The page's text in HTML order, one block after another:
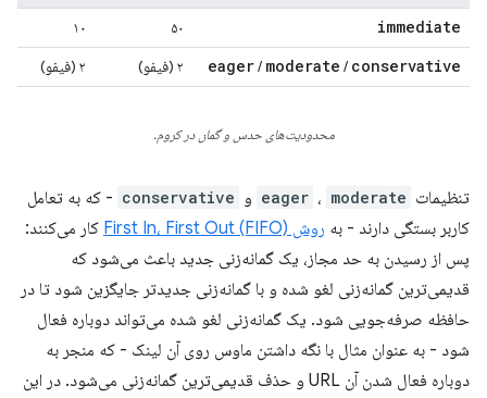
immediate ۵۰ ۱۰
eager/ moderate / conservative ۲ (فیفو) ۲ (فیفو)
محدودیت‌های حدس و گمان در کروم.
تنظیمات eager ، moderate و conservative - که به تعامل
کاربر بستگی دارند - به روش First In، First Out (FIFO)
کار می‌کنند:
پس از رسیدن به حد مجاز، یک گمانه‌زنی جدید باعث می‌شود که
قدیمی‌ترین گمانه‌زنی لغو شده و با گمانه‌زنی جدیدتر جایگزین شود تا در
حافظه صرفه‌جویی شود. یک گمانه‌زنی لغو شده می‌تواند دوباره فعال
شود - به عنوان مثال با نگه داشتن ماوس روی آن لینک - که منجر به
دوباره فعال شدن آن URL و حذف قدیمی‌ترین گمانه‌زنی می‌شود. در این